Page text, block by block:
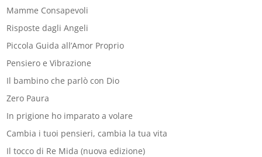
Mamme Consapevoli
Risposte dagli Angeli
Piccola Guida all’Amor Proprio
Pensiero e Vibrazione
Il bambino che parlò con Dio
Zero Paura
In prigione ho imparato a volare
Cambia i tuoi pensieri, cambia la tua vita
Il tocco di Re Mida (nuova edizione)